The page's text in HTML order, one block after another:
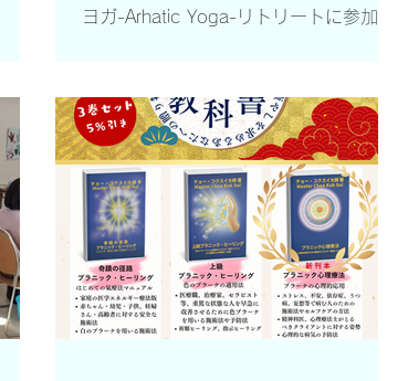
ヨガ-Arhatic Yoga-リトリートに参加し
に向かう道に向かうヨガをチョー・コク
スイ大師が様々なヨガを統合して創り...